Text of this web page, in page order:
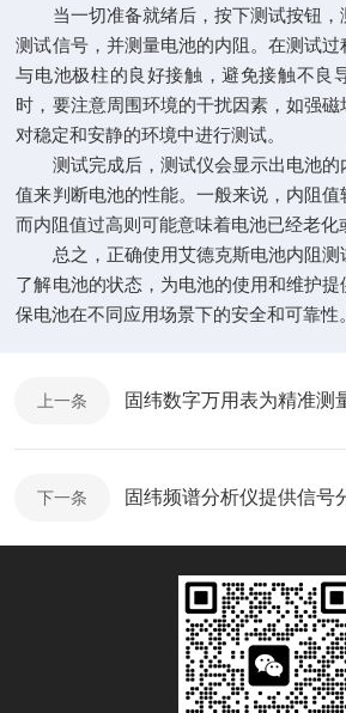
当一切准备就绪后，按下测试按钮，
测试信号，并测量电池的内阻。在测试
与电池极柱的良好接触，避免接触不良
时，要注意周围环境的干扰因素，如强
对稳定和安静的环境中进行测试。
测试完成后，测试仪会显示出电池的
值来判断电池的性能。一般来说，内阻值
而内阻值过高则可能意味着电池已经老化
总之，正确使用艾德克斯电池内阻测
了解电池的状态，为电池的使用和维护
保电池在不同应用场景下的安全和可靠性。
上一条 固纬数字万用表为精准测
下一条 固纬频谱分析仪提供信号